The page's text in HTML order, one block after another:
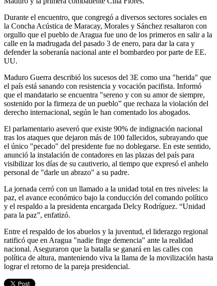
Durante el encuentro, que congregó a diversos sectores sociales en
la Concha Acústica de Maracay, Morales y Sánchez resaltaron con
orgullo que el pueblo de Aragua fue uno de los primeros en salir a la
calle en la madrugada del pasado 3 de enero, para dar la cara y
defender la soberanía nacional ante el bombardeo por parte de EE.
UU.
Maduro Guerra describió los sucesos del 3E como una "herida" que
el país está sanando con resistencia y vocación pacifista. Informó
que el mandatario se encuentra "sereno y con su amor de siempre,
sostenido por la firmeza de un pueblo” que rechaza la violación del
derecho internacional, según le han comentado los abogados.
El parlamentario aseveró que existe 90% de indignación nacional
tras los ataques que dejaron más de 100 fallecidos, subrayando que
el único "pecado" del presidente fue no doblegarse. En este sentido,
anunció la instalación de contadores en las plazas del país para
visibilizar los días de su cautiverio, al tiempo que expresó el anhelo
personal de "darle un abrazo" a su padre.
La jornada cerró con un llamado a la unidad total en tres niveles: la
paz, el avance económico bajo la conducción del comando político
y el respaldo a la presidenta encargada Delcy Rodríguez. “Unidad
para la paz”, enfatizó.
Entre el respaldo de los abuelos y la juventud, el liderazgo regional
ratificó que en Aragua "nadie finge demencia" ante la realidad
nacional. Aseguraron que la batalla se ganará en las calles con
política de altura, manteniendo viva la llama de la movilización hasta
lograr el retorno de la pareja presidencial.